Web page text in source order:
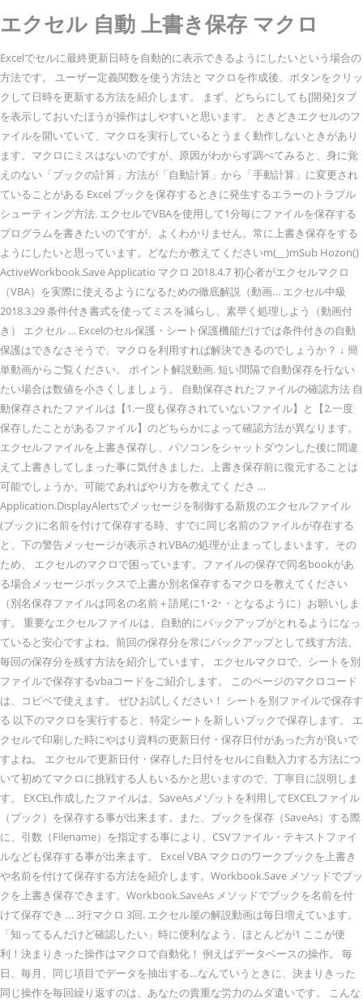
エクセル 自動 上書き保存 マクロ
Excelでセルに最終更新日時を自動的に表示できるようにしたいという場合の
方法です。 ユーザー定義関数を使う方法と マクロを作成後、ボタンをクリッ
クして日時を更新する方法を紹介します。 まず、どちらにしても[開発]タブ
を表示しておいたほうが操作はしやすいと思います。 ときどきエクセルのフ
ァイルを開いていて、マクロを実行しているとうまく動作しないときがあり
ます。マクロにミスはないのですが、原因がわからず調べてみると、身に覚
えのない「ブックの計算」方法が「自動計算」から「手動計算」に変更され
ていることがある Excel ブックを保存するときに発生するエラーのトラブル
シューティング方法. エクセルでVBAを使用して1分毎にファイルを保存する
プログラムを書きたいのですが、よくわかりません。常に上書き保存をする
ようにしたいと思っています。どなたか教えてくださいm(__)mSub Hozon()
ActiveWorkbook.Save Applicatio マクロ 2018.4.7 初心者がエクセルマクロ
（VBA）を実際に使えるようになるための徹底解説（動画… エクセル中級
2018.3.29 条件付き書式を使ってミスを減らし、素早く処理しよう（動画付
き） エクセル … Excelのセル保護・シート保護機能だけでは条件付きの自動
保護はできなさそうで、マクロを利用すれば解決できるのでしょうか？ ↓ 簡
単動画からご覧ください。 ポイント解説動画. 短い間隔で自動保存を行ない
たい場合は数値を小さくしましょう。 自動保存されたファイルの確認方法 自
動保存されたファイルは【1.一度も保存されていないファイル】と【2.一度
保存したことがあるファイル】のどちらかによって確認方法が異なります。
エクセルファイルを上書き保存し、パソコンをシャットダウンした後に間違
えて上書きしてしまった事に気付きました。上書き保存前に復元することは
可能でしょうか。可能であればやり方を教えてく ださ …
Application.DisplayAlertsでメッセージを制御する新規のエクセルファイル
(ブック)に名前を付けて保存する時、すでに同じ名前のファイルが存在する
と、下の警告メッセージが表示されVBAの処理が止まってしまいます。その
ため、 エクセルのマクロで困っています。ファイルの保存で同名bookがあ
る場合メッセージボックスで上書か別名保存するマクロを教えてください
（別名保存ファイルは同名の名前＋語尾に1･2･・となるように）お願いしま
す。 重要なエクセルファイルは、自動的にバックアップがとれるようになっ
ていると安心ですよね。前回の保存分を常にバックアップとして残す方法、
毎回の保存分を残す方法を紹介しています。 エクセルマクロで、シートを別
ファイルで保存するvbaコードをご紹介します。 このページのマクロコード
は、コピペで使えます。 ぜひお試しください！ シートを別ファイルで保存す
る 以下のマクロを実行すると、特定シートを新しいブックで保存します。 エ
クセルで印刷した時にやはり資料の更新日付・保存日付があった方が良いで
すよね。 エクセルで更新日付・保存した日付をセルに自動入力する方法につ
いて初めてマクロに挑戦する人もいるかと思いますので、丁寧目に説明しま
す。 EXCEL作成したファイルは、SaveAsメゾットを利用してEXCELファイル
（ブック）を保存する事が出来ます。また、ブックを保存（SaveAs）する際
に、引数（Filename）を指定する事により、CSVファイル・テキストファイ
ルなども保存する事が出来ます。 Excel VBA マクロのワークブックを上書き
や名前を付けて保存する方法を紹介します。Workbook.Save メソッドでブッ
クを上書き保存できます。Workbook.SaveAs メソッドでブックを名前を付
けて保存でき … 3行マクロ 3回. エクセル屋の解説動画は毎日増えています。
「知ってるんだけど確認したい」時に便利なよう、ほとんどが1 ここが便
利！決まりきった操作はマクロで自動化！ 例えばデータベースの操作。 毎
日、毎月、同じ項目でデータを抽出する…なんていうときに、決まりきった
同じ操作を毎回繰り返すのは、あなたの貴重な労力のムダ遣いです。 こんな